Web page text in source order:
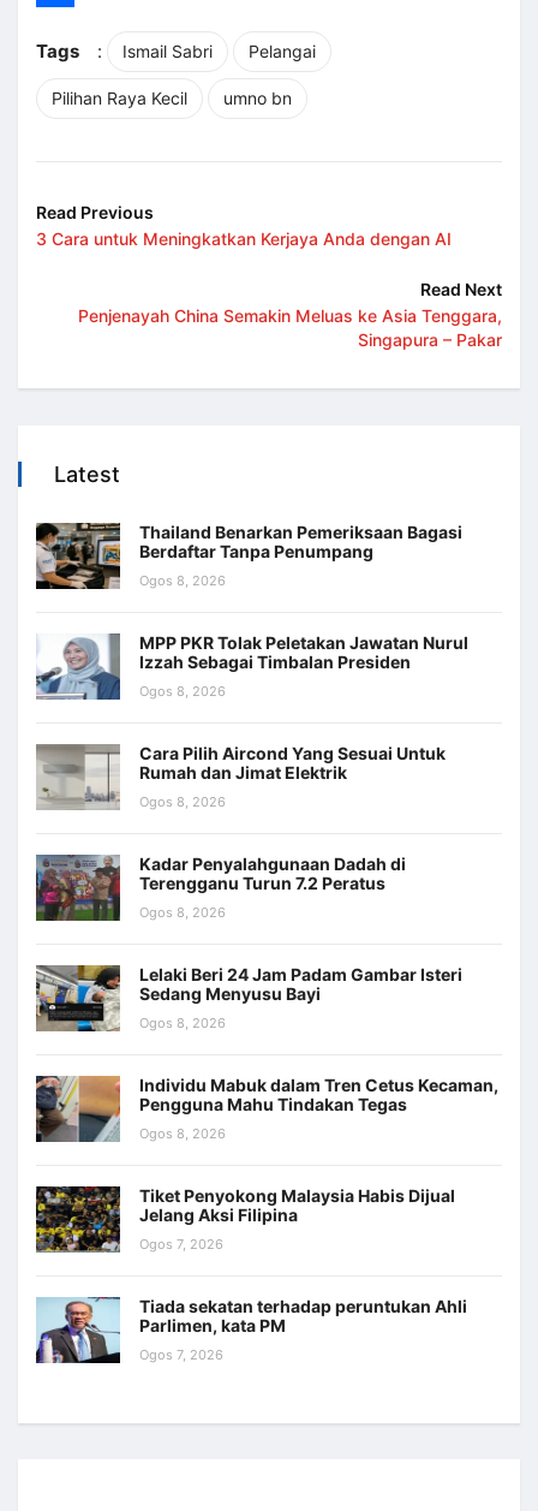
Tags
: Ismail Sabri Pelangai
Pilihan Raya Kecil umno bn
Read Previous
3 Cara untuk Meningkatkan Kerjaya Anda dengan AI
Read Next
Penjenayah China Semakin Meluas ke Asia Tenggara,
Singapura – Pakar
Latest
Thailand Benarkan Pemeriksaan Bagasi
Berdaftar Tanpa Penumpang
Ogos 8, 2026
MPP PKR Tolak Peletakan Jawatan Nurul
Izzah Sebagai Timbalan Presiden
Ogos 8, 2026
Cara Pilih Aircond Yang Sesuai Untuk
Rumah dan Jimat Elektrik
Ogos 8, 2026
Kadar Penyalahgunaan Dadah di
Terengganu Turun 7.2 Peratus
Ogos 8, 2026
Lelaki Beri 24 Jam Padam Gambar Isteri
Sedang Menyusu Bayi
Ogos 8, 2026
Individu Mabuk dalam Tren Cetus Kecaman,
Pengguna Mahu Tindakan Tegas
Ogos 8, 2026
Tiket Penyokong Malaysia Habis Dijual
Jelang Aksi Filipina
Ogos 7, 2026
Tiada sekatan terhadap peruntukan Ahli
Parlimen, kata PM
Ogos 7, 2026